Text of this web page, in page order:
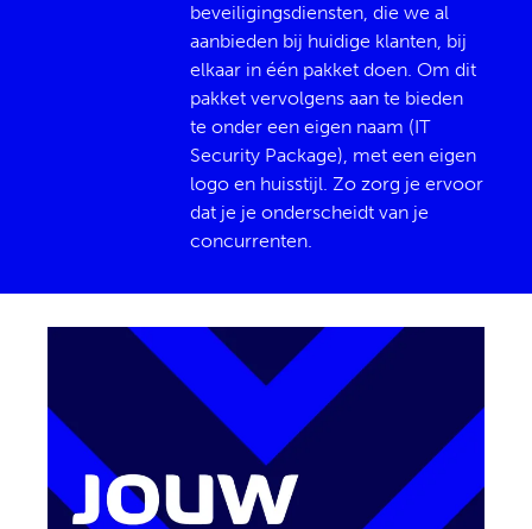
beveiligingsdiensten, die we al
aanbieden bij huidige klanten, bij
elkaar in één pakket doen. Om dit
pakket vervolgens aan te bieden
te onder een eigen naam (IT
Security Package), met een eigen
logo en huisstijl. Zo zorg je ervoor
dat je je onderscheidt van je
concurrenten.